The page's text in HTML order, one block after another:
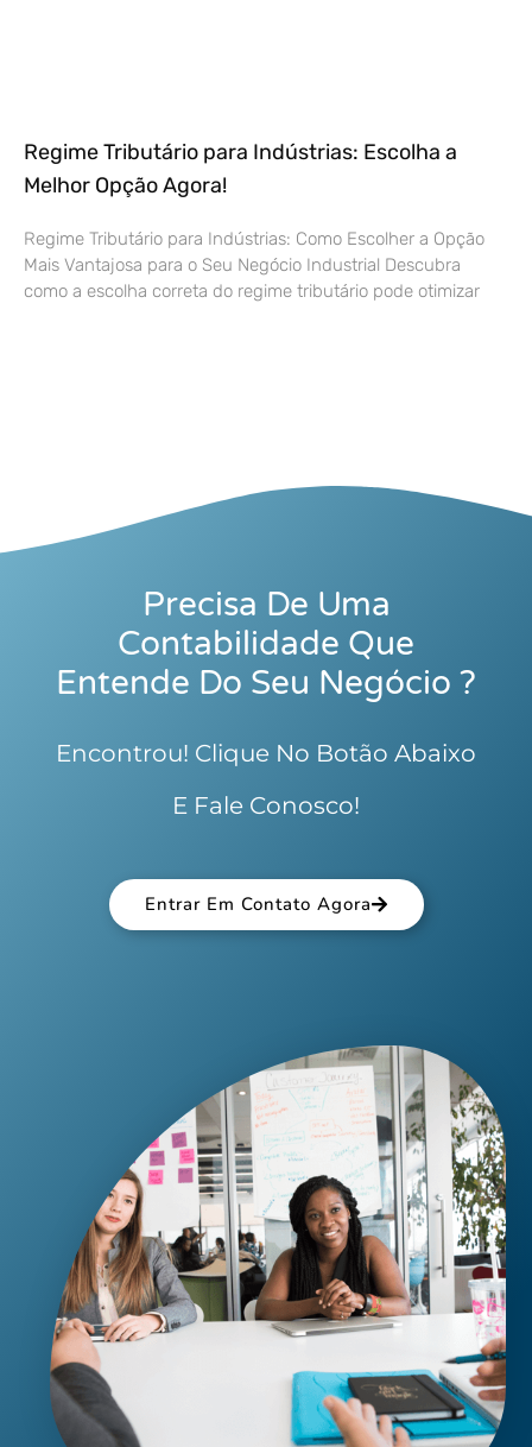
Regime Tributário para Indústrias: Escolha a
Melhor Opção Agora!
Regime Tributário para Indústrias: Como Escolher a Opção
Mais Vantajosa para o Seu Negócio Industrial Descubra
como a escolha correta do regime tributário pode otimizar
Precisa De Uma
Contabilidade Que
Entende Do Seu Negócio ?
Encontrou! Clique No Botão Abaixo
E Fale Conosco!
Entrar Em Contato Agora